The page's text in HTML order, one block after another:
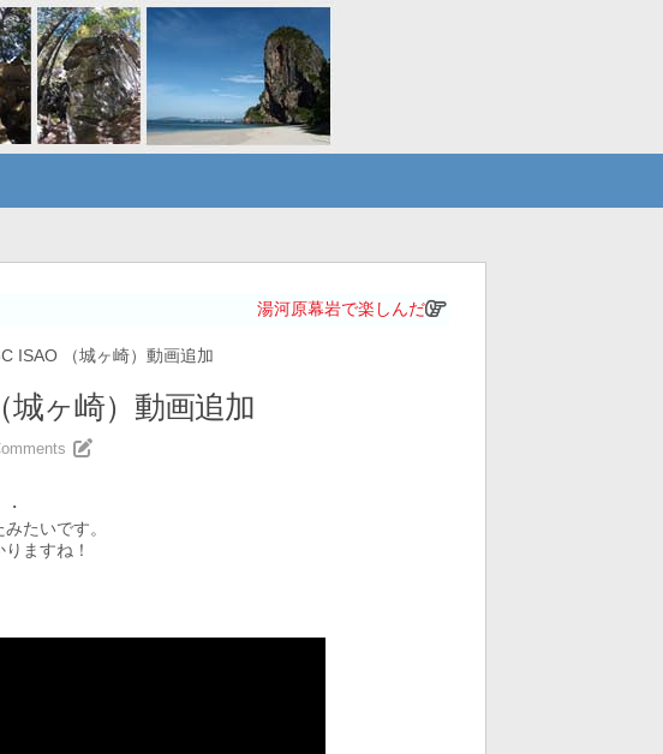
湯河原幕岩で楽しんだ
ISAO （城ヶ崎）動画追加
城ヶ崎）動画追加
たいです。
ますね！